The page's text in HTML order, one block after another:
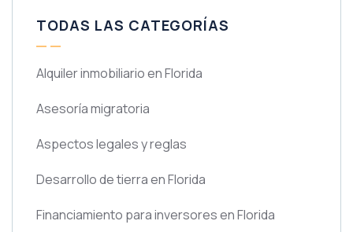
TODAS LAS CATEGORÍAS
Alquiler inmobiliario en Florida
Asesoría migratoria
Aspectos legales y reglas
Desarrollo de tierra en Florida
Financiamiento para inversores en Florida